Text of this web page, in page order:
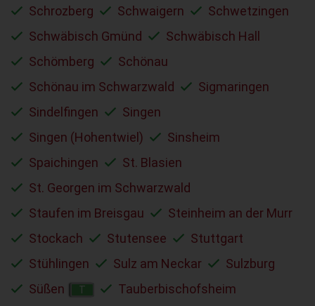
Schrozberg
Schwaigern
Schwetzingen
Schwäbisch Gmünd
Schwäbisch Hall
Schömberg
Schönau
Schönau im Schwarzwald
Sigmaringen
Sindelfingen
Singen
Singen (Hohentwiel)
Sinsheim
Spaichingen
St. Blasien
St. Georgen im Schwarzwald
Staufen im Breisgau
Steinheim an der Murr
Stockach
Stutensee
Stuttgart
Stühlingen
Sulz am Neckar
Sulzburg
Süßen
T
Tauberbischofsheim